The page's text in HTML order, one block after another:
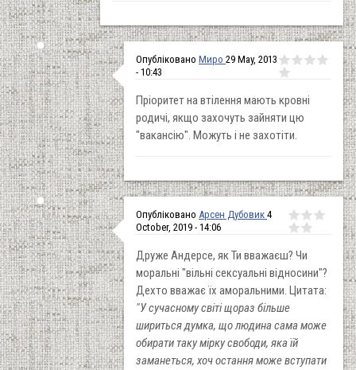
Опубліковано Миро 29 May, 2013
- 10:43
Пріоритет на втілення мають кровні
родичі, якщо захочуть зайняти цю
"вакансію". Можуть і не захотіти.
Опубліковано Арсен Дубовик 4
October, 2019 - 14:06
Друже Андерсе, як Ти вважаєш? Чи
моральні "вільні сексуальні відносини"?
Дехто вважає їх аморальними. Цитата:
"У сучасному світі щораз більше
шириться думка, що людина сама може
обирати таку мірку свободи, яка їй
заманеться, хоч остання може вступати